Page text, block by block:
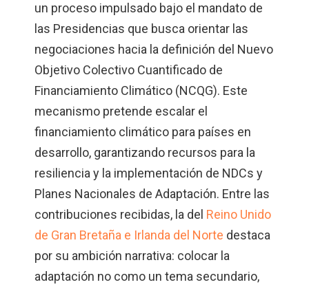
un proceso impulsado bajo el mandato de
las Presidencias que busca orientar las
negociaciones hacia la definición del Nuevo
Objetivo Colectivo Cuantificado de
Financiamiento Climático (NCQG). Este
mecanismo pretende escalar el
financiamiento climático para países en
desarrollo, garantizando recursos para la
resiliencia y la implementación de NDCs y
Planes Nacionales de Adaptación. Entre las
contribuciones recibidas, la del Reino Unido
de Gran Bretaña e Irlanda del Norte destaca
por su ambición narrativa: colocar la
adaptación no como un tema secundario,